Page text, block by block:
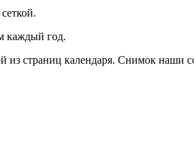
каждый год.
страниц календаря. Снимок наши